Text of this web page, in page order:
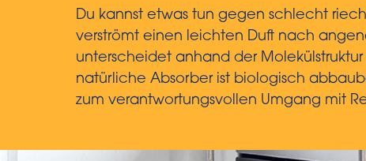
Du kannst etwas tun gegen schlecht
verströmt einen leichten Duft nach
unterscheidet anhand der
natürliche Absorber ist biologisch
zum verantwortungsvollen Umgang mit